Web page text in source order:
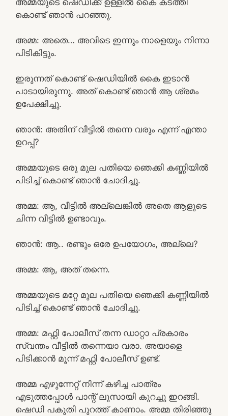
കൊണ്ട് ഞാൻ പറഞ്ഞു.
അമ്മ: അതെ… അവിടെ ഇന്നും നാളെയും നിന്നാ
പിടികിട്ടും.
ഇരുന്നത് കൊണ്ട് ഷെഡിയിൽ കൈ ഇടാൻ
പാടായിരുന്നു. അത് കൊണ്ട് ഞാൻ ആ ശ്രമം
ഉപേക്ഷിച്ചു.
ഞാൻ: അതിന് വീട്ടിൽ തന്നെ വരും എന്ന് എന്താ
ഉറപ്പ്?
അമ്മയുടെ ഒരു മുല പതിയെ ഞെക്കി കണ്ണിയിൽ
പിടിച്ച് കൊണ്ട് ഞാൻ ചോദിച്ചു.
അമ്മ: ആ, വീട്ടിൽ അല്ലെങ്കിൽ അതെ ആളുടെ
ചിന്ന വീട്ടിൽ ഉണ്ടാവും.
ഞാൻ: ആ.. രണ്ടും ഒരേ ഉപയോഗം, അല്ലെ?
അമ്മ: ആ, അത് തന്നെ.
അമ്മയുടെ മറ്റേ മുല പതിയെ ഞെക്കി കണ്ണിയിൽ
പിടിച്ച് കൊണ്ട് ഞാൻ ചോദിച്ചു.
അമ്മ: മഫ്റ്റി പോലീസ് തന്ന ഡാറ്റാ പ്രകാരം
സ്വന്തം വീട്ടിൽ തന്നെയാ വരാ. അയാളെ
പിടിക്കാൻ മൂന്ന് മഫ്റ്റി പോലീസ് ഉണ്ട്.
അമ്മ എഴുന്നേറ്റ് നിന്ന് കഴിച്ച പാത്രം
എടുത്തപ്പോൾ പാന്റ് ലൂസായി കുറച്ചു ഇറങ്ങി.
ഷെഡി പകുതി പുറത്ത് കാണാം. അമ്മ തിരിഞ്ഞു